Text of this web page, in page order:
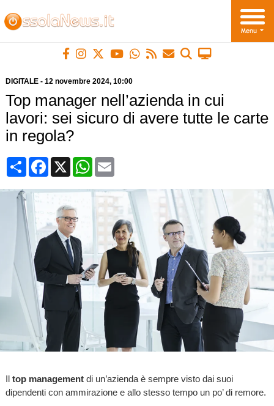
DIGITALE- 12 novembre 2024, 10:00
Top manager nell’azienda in cui
lavori: sei sicuro di avere tutte le carte
in regola?
CondividiFacebook
X WhatsApp
Email
Il top managementdi un’azienda è sempre visto dai suoi
dipendenti con ammirazione e allo stesso tempo un po’ di remore.